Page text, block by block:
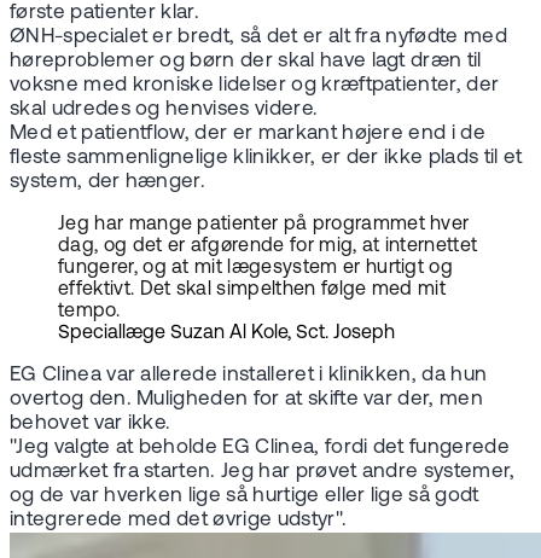
første patienter klar.
ØNH-specialet er bredt, så det er alt fra nyfødte med
høreproblemer og børn der skal have lagt dræn til
voksne med kroniske lidelser og kræftpatienter, der
skal udredes og henvises videre.
Med et patientflow, der er markant højere end i de
fleste sammenlignelige klinikker, er der ikke plads til et
system, der hænger.
Jeg har mange patienter på programmet hver
dag, og det er afgørende for mig, at internettet
fungerer, og at mit lægesystem er hurtigt og
effektivt. Det skal simpelthen følge med mit
tempo.
Speciallæge Suzan Al Kole, Sct. Joseph
EG Clinea var allerede installeret i klinikken, da hun
overtog den. Muligheden for at skifte var der, men
behovet var ikke.
"Jeg valgte at beholde EG Clinea, fordi det fungerede
udmærket fra starten. Jeg har prøvet andre systemer,
og de var hverken lige så hurtige eller lige så godt
integrerede med det øvrige udstyr".